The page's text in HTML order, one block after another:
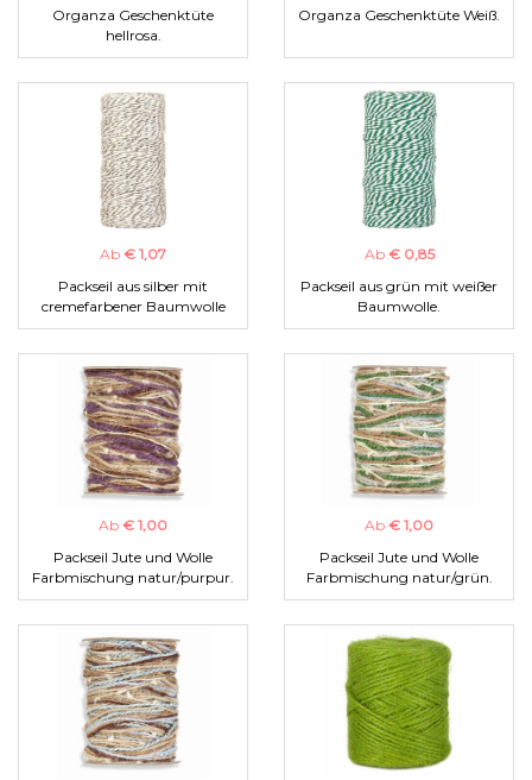
Organza Geschenktüte
hellrosa.
Organza Geschenktüte Weiß.
Ab € 1,07
Packseil aus silber mit
cremefarbener Baumwolle
Ab € 0,85
Packseil aus grün mit weißer
Baumwolle.
Ab € 1,00
Packseil Jute und Wolle
Farbmischung natur/purpur.
Ab € 1,00
Packseil Jute und Wolle
Farbmischung natur/grün.